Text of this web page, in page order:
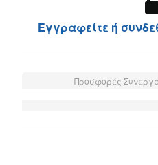
Εγγραφείτε ή
Προσφορές